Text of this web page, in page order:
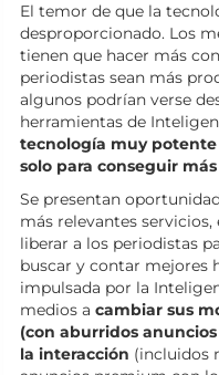
El temor de que la
desproporcionado. Los
tienen que hacer más
periodistas sean más
algunos podrían verse
herramientas de
tecnología muy
solo para conseguir
Se presentan
más relevantes
liberar a los periodistas
buscar y contar mejores
impulsada por la
medios a cambiar sus
(con aburridos
la interacción (incluidos